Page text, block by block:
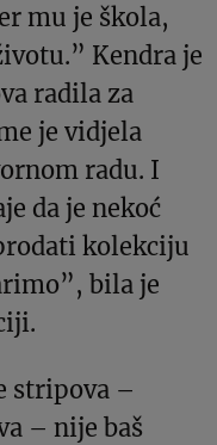
mu je škola,
Kendra je
radila za
je vidjela
radu. I
da je nekoć
kolekciju
bila je
stripova –
– nije baš